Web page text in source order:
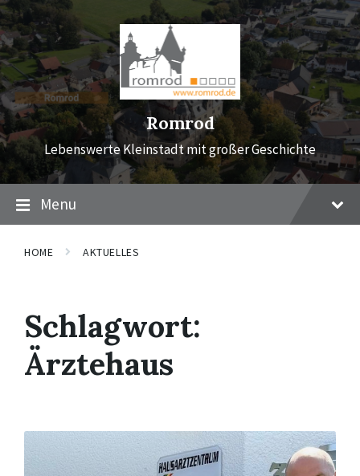
Skip
to
content
Skip
to
main
navigation
Skip
to
footer
Romrod
Lebenswerte Kleinstadt mit großer Geschichte
Menu
HOME AKTUELLES
Schlagwort:
Ärztehaus
Read